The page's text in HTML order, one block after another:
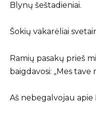
Blynų šeštadieniai.
Šokių vakarėliai
Ramių pasakų prieš
baigdavosi: „Mes tave
Aš nebegalvojau apie